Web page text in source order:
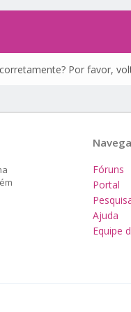
Por favor,
Fóruns
Portal
Ajuda
Equipe